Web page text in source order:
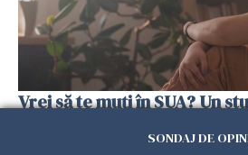
Vrei să te muți în SUA? Un
SONDAJ DE